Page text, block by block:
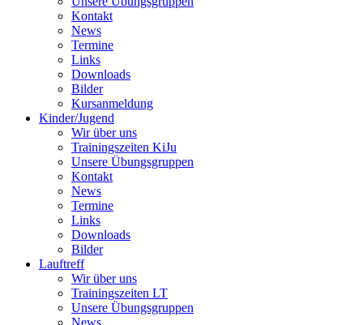
Kontakt
News
Termine
Links
Downloads
Bilder
Kursanmeldung
Kinder/Jugend
Wir über uns
Trainingszeiten KiJu
Unsere Übungsgruppen
Kontakt
News
Termine
Links
Downloads
Bilder
Lauftreff
Wir über uns
Trainingszeiten LT
Unsere Übungsgruppen
News